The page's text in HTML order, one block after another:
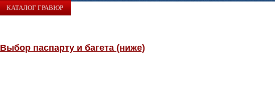
КАТАЛОГ ГРАВЮР
Выбор паспарту и багета (ниже)